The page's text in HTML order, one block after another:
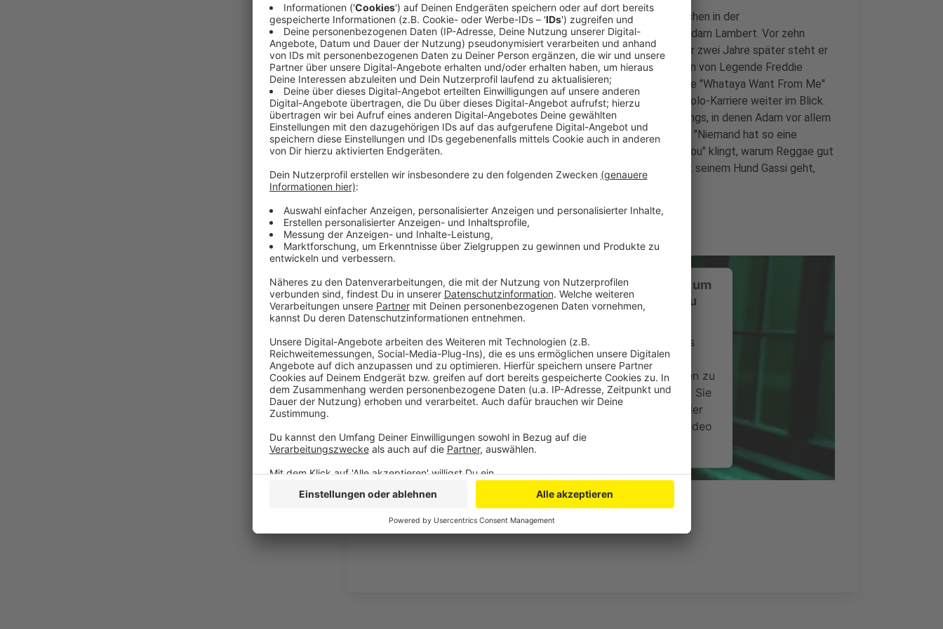
Morgens, halb Sieben, in Deutschland. Stundenlang warten Menschen in der
Morgendämmerung. Um einen Moment ganz nah dran zu sein, an Adam Lambert. Vor zehn
Jahren wird er Zweiter in der US-Casting-Show "American Idol", nur zwei Jahre später steht er
mit Queen auf der Bühne – und das bis heute! Füllt die Fußstapfen von Legende Freddie
Mercury aus, ganz ohne Druck in den Schuhen. Nach Radio-Hits wie "Whataya Want From Me"
oder "Ghost Town" hat der 37-Jährige aus San Diego auch seine Solo-Karriere weiter im Blick.
Das Ergebnis ist die wunderbare EP "Velvet: Side A" mit sechs Songs, in denen Adam vor allem
wieder das bestätigt, das Queen-Gitarrist Brian May über ihn sagt: "Niemand hat so eine
Reichweite in der Stimme!" Wie seine aktuelle Single "Closer To You" klingt, warum Reggae gut
ist um Schwimmen zu lernen und wieso er auch mal in Versace mit seinem Hund Gassi geht,
Anzeige
Wir benötigen Ihre Zustimmung, um
den YouTube Video-Service zu
Wir verwenden einen Service eines
Drittanbieters, um Videoinhalte
einzubetten. Dieser Service kann Daten zu
Ihren Aktivitäten sammeln. Bitte lesen Sie
die Details durch und stimmen Sie der
Nutzung des Service zu, um dieses Video
anzusehen.
Akzeptieren
powered byUsercentrics Consent Management
Adam Lambert - Closer To You